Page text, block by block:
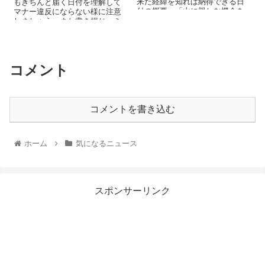
もきちんと届く日付を理解して
マナー違反にならない様に注意
しましょう、また書き損じ・ミ
付の概要。「山に親しむ機会を
コメント
コメントを書き込む
ホーム 気になるニュース
スポンサーリンク